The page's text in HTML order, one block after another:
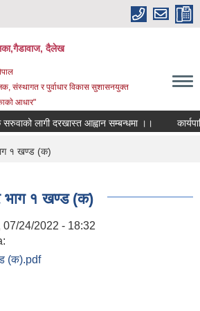
दैलेख
संस्थागत र पुर्वाधार विकास सुशासनयुक्त
आधार"
लागी दरखास्त आह्वान सम्बन्धमा ।।
१ खण्ड (क)
भाग १ खण्ड (क)
07/24/2022 - 18:32
(क).pdf